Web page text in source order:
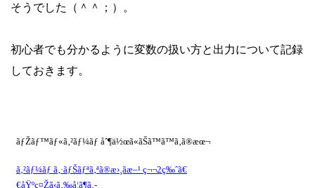
そうでした（＾＾；）。
初心者でも分かるように変数の扱い方と出力について記録
しておきます。